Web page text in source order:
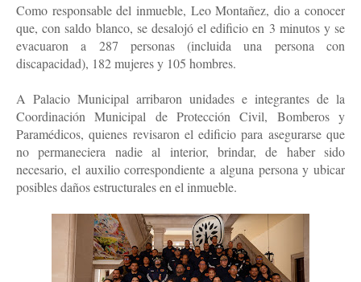
Como responsable del inmueble, Leo Montañez, dio a conocer
que, con saldo blanco, se desalojó el edificio en 3 minutos y se
evacuaron a 287 personas (incluida una persona con
discapacidad), 182 mujeres y 105 hombres.
A Palacio Municipal arribaron unidades e integrantes de la
Coordinación Municipal de Protección Civil, Bomberos y
Paramédicos, quienes revisaron el edificio para asegurarse que
no permaneciera nadie al interior, brindar, de haber sido
necesario, el auxilio correspondiente a alguna persona y ubicar
posibles daños estructurales en el inmueble.